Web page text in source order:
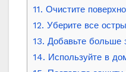
11. Очистите
12. Уберите все
13. Добавьте больше
14. Используйте в